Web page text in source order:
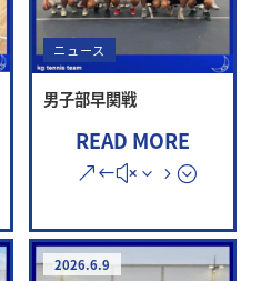
ニュース
男子部早関戦
READ MORE
2026.6.9